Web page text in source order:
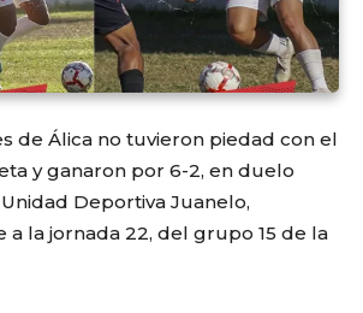
de Álica no tuvieron piedad con el
y ganaron por 6-2, en duelo
Deportiva Juanelo,
la jornada 22, del grupo 15 de la